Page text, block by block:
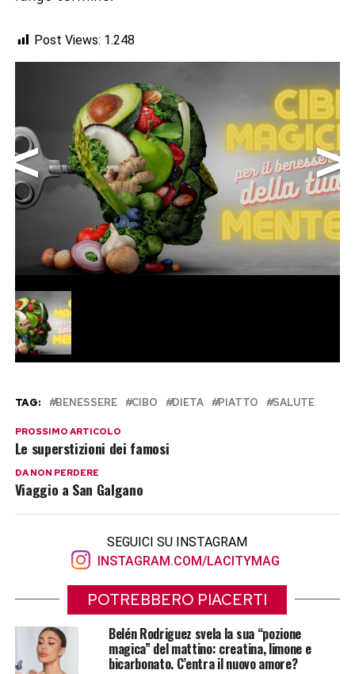
Post Views: 1.248
< >
TAG: BENESSERE CIBO DIETA PIATTO SALUTE
PROSSIMO ARTICOLO
Le superstizioni dei famosi
DA NON PERDERE
Viaggio a San Galgano
SEGUICI SU INSTAGRAM
INSTAGRAM.COM/LACITYMAG
POTREBBERO PIACERTI
Belén Rodriguez svela la sua “pozione
magica” del mattino: creatina, limone e
bicarbonato. C’entra il nuovo amore?